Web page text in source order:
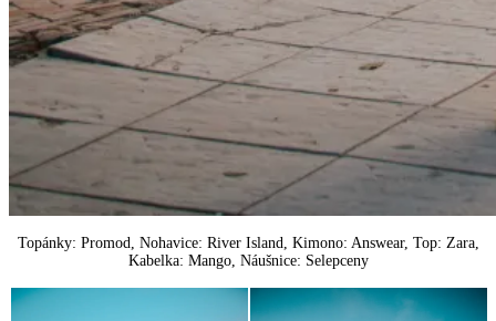
Topánky: Promod, Nohavice: River Island, Kimono: Answear, Top: Zara,
Kabelka: Mango, Náušnice: Selepceny